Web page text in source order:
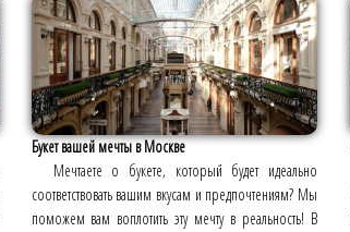
Букет вашей мечты в Москве
Мечтаете о букете, который будет идеально
соответствовать вашим вкусам и предпочтениям? Мы
поможем вам воплотить эту мечту в реальность! В